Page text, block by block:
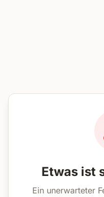
Etwas ist
Ein unerwarteter